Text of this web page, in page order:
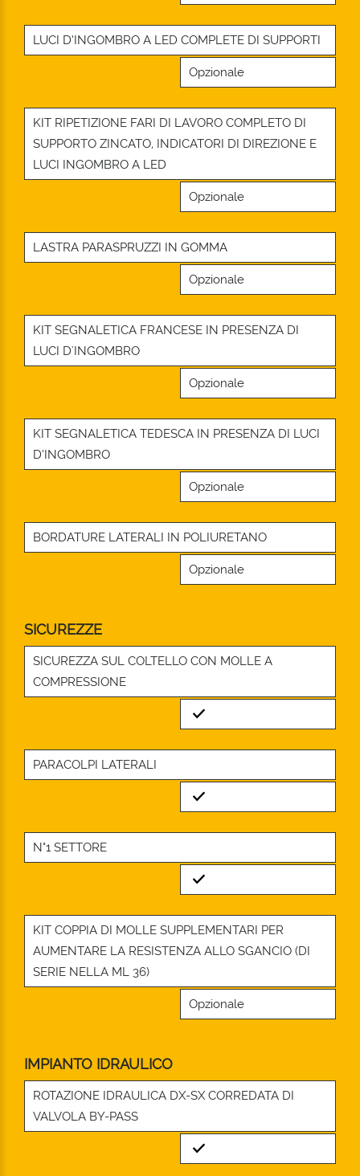
LUCI D’INGOMBRO A LED COMPLETE DI SUPPORTI
Opzionale
KIT RIPETIZIONE FARI DI LAVORO COMPLETO DI
SUPPORTO ZINCATO, INDICATORI DI DIREZIONE E
LUCI INGOMBRO A LED
Opzionale
LASTRA PARASPRUZZI IN GOMMA
Opzionale
KIT SEGNALETICA FRANCESE IN PRESENZA DI
LUCI D'INGOMBRO
Opzionale
KIT SEGNALETICA TEDESCA IN PRESENZA DI LUCI
D’INGOMBRO
Opzionale
BORDATURE LATERALI IN POLIURETANO
Opzionale
SICUREZZE
SICUREZZA SUL COLTELLO CON MOLLE A
COMPRESSIONE
Standard
PARACOLPI LATERALI
Standard
N°1 SETTORE
Standard
KIT COPPIA DI MOLLE SUPPLEMENTARI PER
AUMENTARE LA RESISTENZA ALLO SGANCIO (DI
SERIE NELLA ML 36)
Opzionale
IMPIANTO IDRAULICO
ROTAZIONE IDRAULICA DX-SX CORREDATA DI
VALVOLA BY-PASS
Standard